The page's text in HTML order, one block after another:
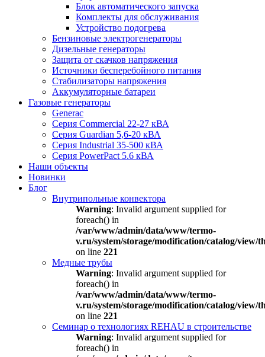
Блок автоматического запуска
Комплекты для обслуживания
Устройство подогрева
Бензиновые электрогенераторы
Дизельные генераторы
Защита от скачков напряжения
Источники бесперебойного питания
Стабилизаторы напряжения
Аккумуляторные батареи
Газовые генераторы
Generac
Серия Commercial 22-27 кВА
Серия Guardian 5,6-20 кВА
Серия Industrial 35-500 кВА
Серия PowerPact 5.6 кВА
Наши объекты
Новинки
Блог
Внутрипольные конвектора
Warning: Invalid argument supplied for
foreach() in
/var/www/admin/data/www/termo-
v.ru/system/storage/modification/catalog/view/
on line 221
Медные трубы
Warning: Invalid argument supplied for
foreach() in
/var/www/admin/data/www/termo-
v.ru/system/storage/modification/catalog/view/
on line 221
Семинар о технологиях REHAU в строительстве
Warning: Invalid argument supplied for
foreach() in